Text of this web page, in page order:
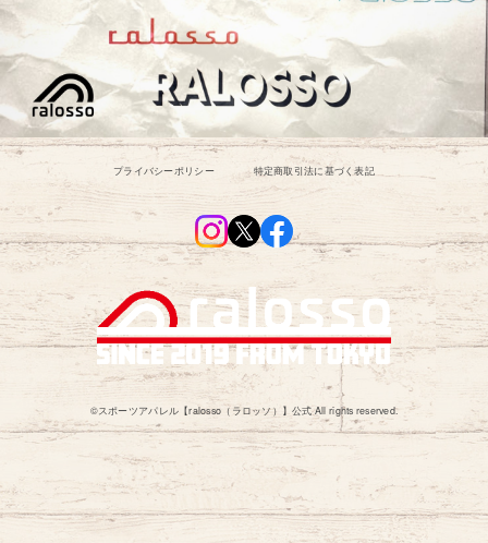
プライバシーポリシー 特定商取引法に基づく表記
©︎スポーツアパレル【ralosso（ラロッソ）】公式 All rights reserved.